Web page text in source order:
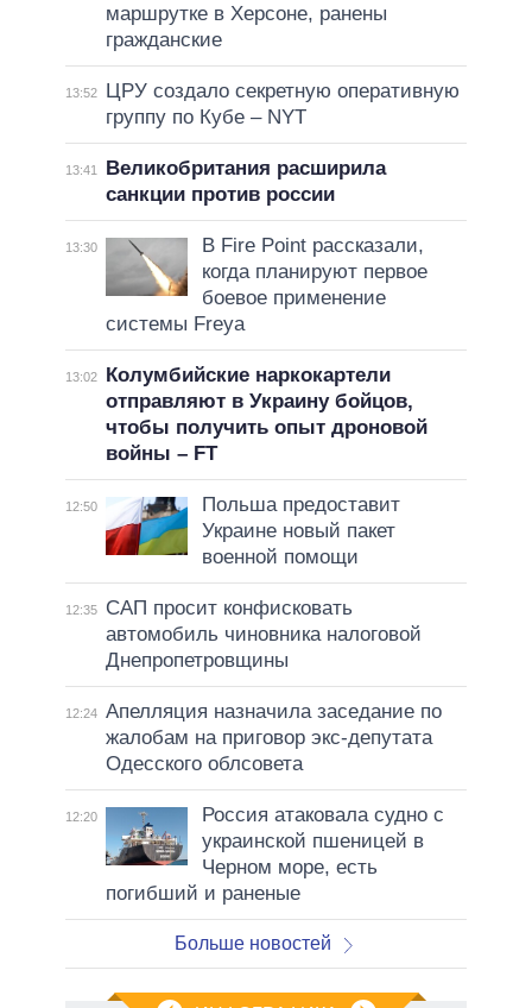
маршрутке в Херсоне, ранены
гражданские
13:52
ЦРУ создало секретную оперативную
группу по Кубе – NYT
13:41
Великобритания расширила
санкции против россии
13:30
В Fire Point рассказали,
когда планируют первое
боевое применение
системы Freya
13:02
Колумбийские наркокартели
отправляют в Украину бойцов,
чтобы получить опыт дроновой
войны – FT
12:50
Польша предоставит
Украине новый пакет
военной помощи
12:35
САП просит конфисковать
автомобиль чиновника налоговой
Днепропетровщины
12:24 Апелляция назначила заседание по
жалобам на приговор экс-депутата
Одесского облсовета
12:20
Россия атаковала судно с
украинской пшеницей в
Черном море, есть
погибший и раненые
Больше новостей